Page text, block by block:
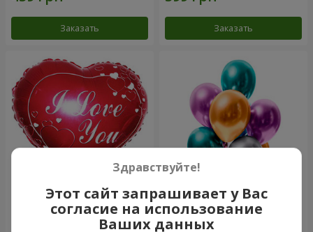
Заказать Заказать
Шарик "Я тебя люблю" Фонтан шаров "Полярное
сияние"
Здравствуйте!
Этот сайт запрашивает у Вас
согласие на использование
Ваших данных